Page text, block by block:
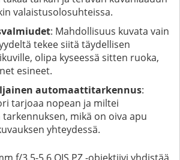
valaistusolosuhteissa.
: Mahdollisuus kuvata vain
tekee siitä täydellisen
olipa kyseessä sitten ruoka,
esineet.
automaattitarkennus:
tarjoaa nopean ja miltei
mikä on oiva apu
yhteydessä.
f/3.5-5.6 OIS PZ -objektiivi yhdistää